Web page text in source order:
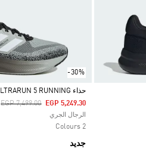
-30%
Selected
حذاء ULTRARUN 5 RUNNING
Price Reduced From
EGP 7,499.00ToEGP 5,249.30
الرجال الجري
2 Colours
جديد